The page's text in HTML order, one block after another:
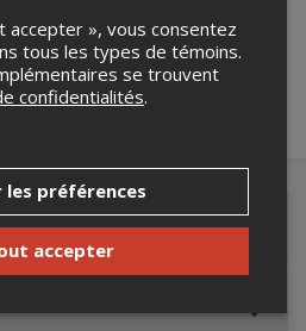
accepter », vous consentez
tous les types de témoins.
se trouvent
confidentialités.
les préférences
accepter